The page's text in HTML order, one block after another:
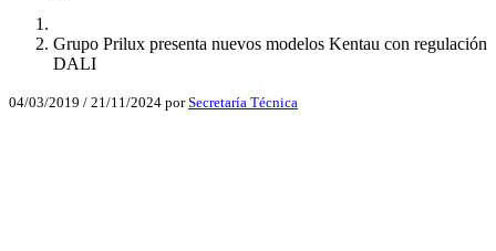
Grupo Prilux presenta nuevos modelos Kentau con regulación
DALI
04/03/2019 / 21/11/2024 porSecretaría Técnica